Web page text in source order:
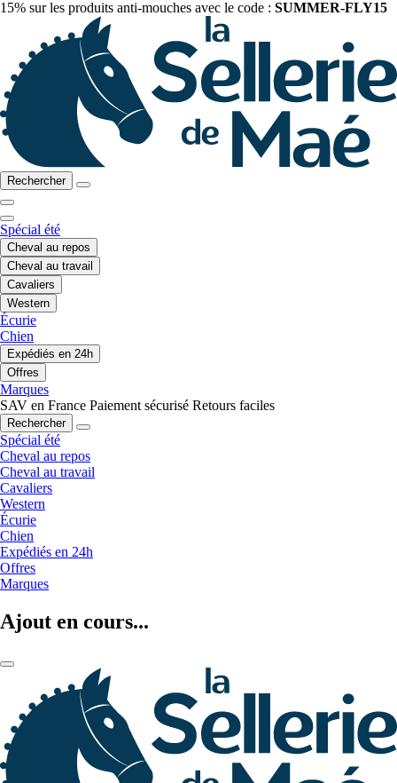
15% sur les produits anti-mouches avec le code : SUMMER-FLY15
Rechercher
Spécial été
Cheval au repos
Cheval au travail
Cavaliers
Western
Écurie
Chien
Expédiés en 24h
Offres
Marques
SAV en France Paiement sécurisé Retours faciles
Rechercher
Spécial été
Cheval au repos
Cheval au travail
Cavaliers
Western
Écurie
Chien
Expédiés en 24h
Offres
Marques
Ajout en cours...